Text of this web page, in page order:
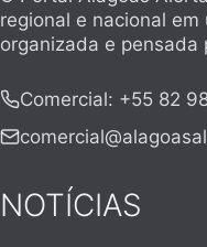
regional e nacional
organizada e
Comercial: +55 82
NOTÍCIAS